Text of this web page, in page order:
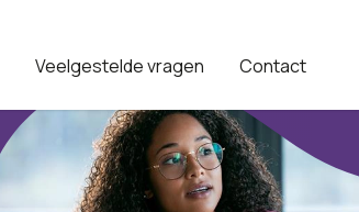
Veelgestelde vragen Contact